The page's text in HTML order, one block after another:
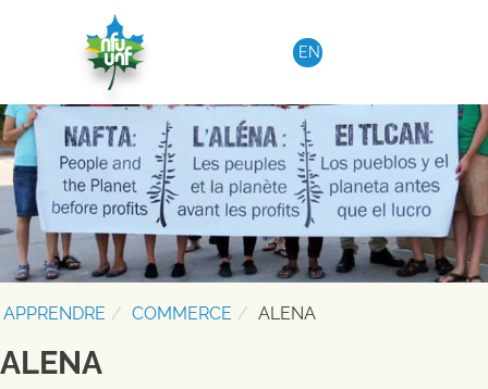
Aller au contenu
EN
APPRENDRE COMMERCE ALENA
ALENA